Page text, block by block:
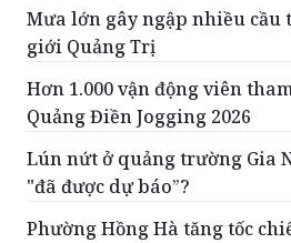
Mưa lớn gây ngập nhiều
giới Quảng Trị
Hơn 1.000 vận động viên
Quảng Điền Jogging 2026
Lún nứt ở quảng trường Gia
"đã được dự báo”?
Phường Hồng Hà tăng tốc